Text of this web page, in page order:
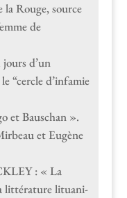
Rouge, source
de
d’un
“cer­cle d’infamie
et Bauschan ».
et Eugène
: « La
lit­téra­ture litu­ani­